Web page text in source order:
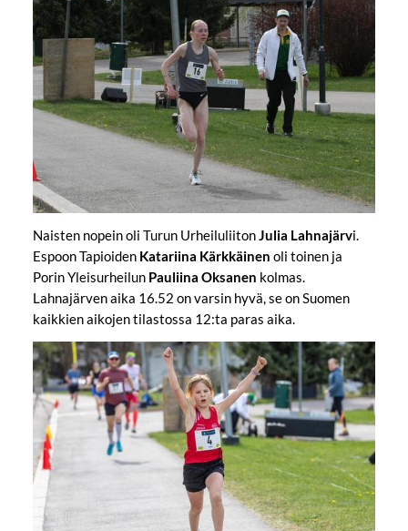
Naisten nopein oli Turun UrheiluliitonJulia Lahnajärvi.
Espoon Tapioiden Katariina Kärkkäinen oli toinen ja
Porin Yleisurheilun Pauliina Oksanen kolmas.
Lahnajärven aika 16.52 on varsin hyvä, se on Suomen
kaikkien aikojen tilastossa 12:ta paras aika.